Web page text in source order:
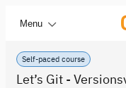
Menu
Self-paced course
Let’s Git -